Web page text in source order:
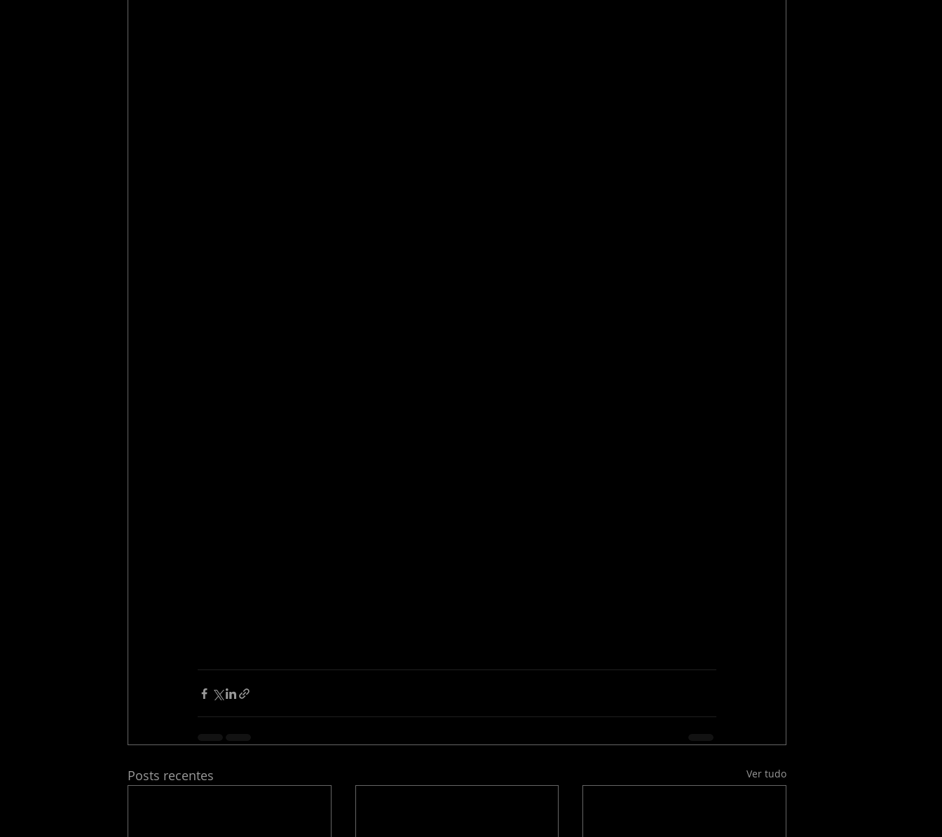
Posts recentes Ver tudo